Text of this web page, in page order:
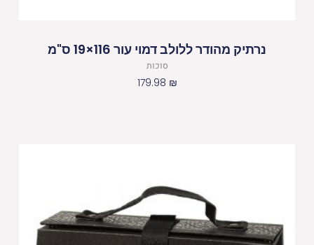
נרתיק מהודר ללולב דמוי עור 116×19 ס"מ
סוכות
179.98 ₪